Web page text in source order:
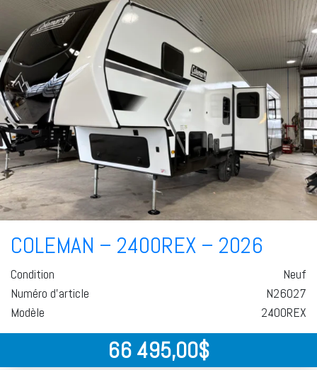
COLEMAN – 2400REX – 2026
Condition
Neuf
Numéro d'article
N26027
Modèle
2400REX
66 495,00$